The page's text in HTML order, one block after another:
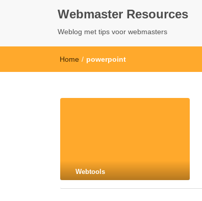
Webmaster Resources
Weblog met tips voor webmasters
Home / powerpoint
Webtools